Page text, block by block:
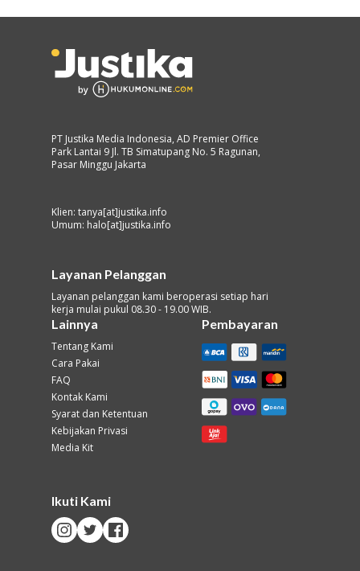
PT Justika Media Indonesia, AD Premier Office
Park Lantai 9 Jl. TB Simatupang No. 5 Ragunan,
Pasar Minggu Jakarta
Klien: tanya[at]justika.info
Umum: halo[at]justika.info
Layanan Pelanggan
Layanan pelanggan kami beroperasi setiap hari
kerja mulai pukul 08.30 - 19.00 WIB.
Lainnya
Tentang Kami
Cara Pakai
FAQ
Kontak Kami
Syarat dan Ketentuan
Kebijakan Privasi
Media Kit
Ikuti Kami
Pembayaran